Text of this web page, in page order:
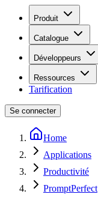
Produit
Catalogue
Développeurs
Ressources
Tarification
Se connecter
Home
Applications
Productivité
PromptPerfect